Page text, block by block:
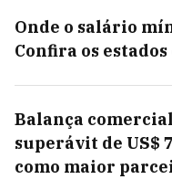
Onde o salário
Confira os
Balança
superávit de US$
como maior